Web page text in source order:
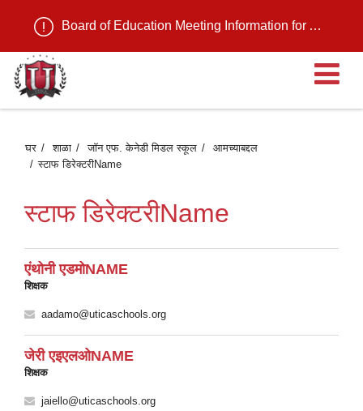
Board of Education Meeting Information for August 11, 2026
घर शाळा जॉन एफ. केनेडी मिडल स्कूल
आमच्याबद्दल
स्टाफ डिरेक्टरीName
स्टाफ डिरेक्टरीName
एंथोनी एडमोNAME
शिक्षक
aadamo@uticaschools.org
जेरी एइएलओNAME
शिक्षक
jaiello@uticaschools.org